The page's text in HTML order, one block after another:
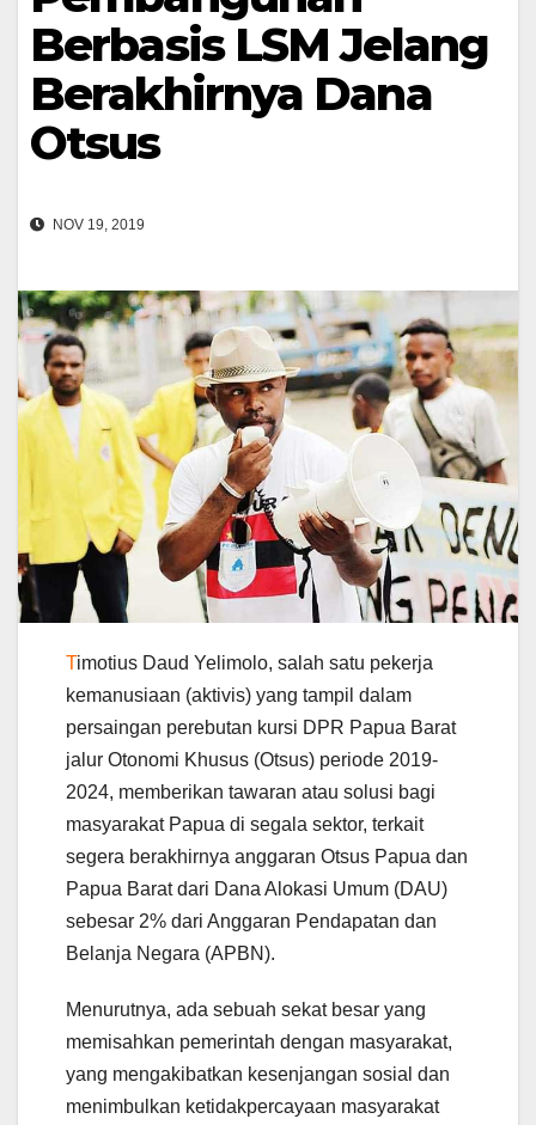
Berbasis LSM Jelang
Berakhirnya Dana
Otsus
NOV 19, 2019
Timotius Daud Yelimolo, salah satu pekerja
kemanusiaan (aktivis) yang tampil dalam
persaingan perebutan kursi DPR Papua Barat
jalur Otonomi Khusus (Otsus) periode 2019-
2024, memberikan tawaran atau solusi bagi
masyarakat Papua di segala sektor, terkait
segera berakhirnya anggaran Otsus Papua dan
Papua Barat dari Dana Alokasi Umum (DAU)
sebesar 2% dari Anggaran Pendapatan dan
Belanja Negara (APBN).
Menurutnya, ada sebuah sekat besar yang
memisahkan pemerintah dengan masyarakat,
yang mengakibatkan kesenjangan sosial dan
menimbulkan ketidakpercayaan masyarakat